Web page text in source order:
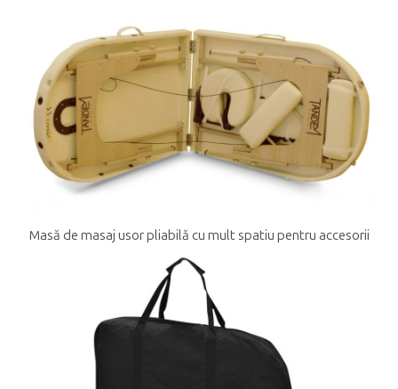
Masă de masaj usor pliabilă cu mult spatiu pentru accesorii